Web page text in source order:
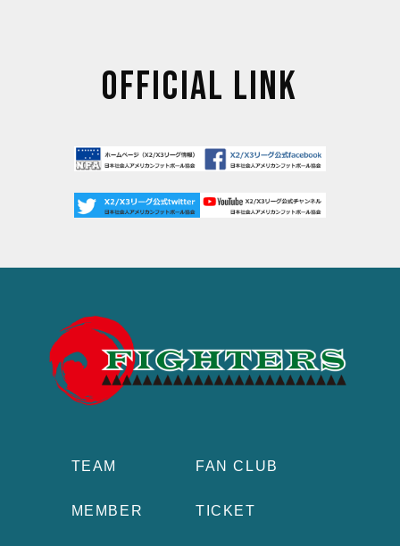
OFFICIAL LINK
TEAM
MEMBER
FAN CLUB
TICKET